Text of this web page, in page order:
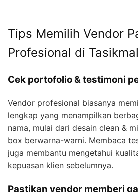
Tips Memilih Vendor
Profesional di
Cek portofolio & testimoni
Vendor profesional biasanya
lengkap yang menampilkan
nama, mulai dari desain clean &
box berwarna-warni. Membaca
juga membantu mengetahui
kepuasan klien sebelumnya.
Pastikan vendor memberi